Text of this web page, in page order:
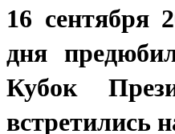
16 сентября
дня
Кубок
встретились